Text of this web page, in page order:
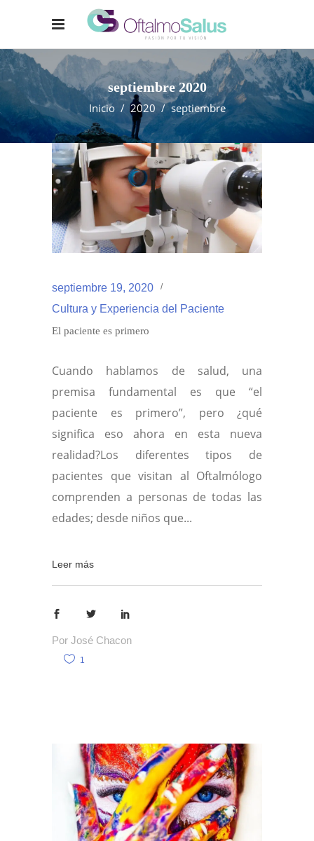
septiembre 2020
Inicio/2020 /septiembre
septiembre 19, 2020
Cultura y Experiencia del Paciente
El paciente es primero
Cuando hablamos de salud, una
premisa fundamental es que “el
paciente es primero”, pero ¿qué
significa eso ahora en esta nueva
realidad?Los diferentes tipos de
pacientes que visitan al Oftalmólogo
comprenden a personas de todas las
edades; desde niños que
Leer más
Por José Chacon
1